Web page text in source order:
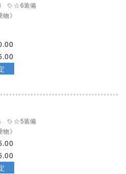
☆6装備
物》
☆5装備
物》